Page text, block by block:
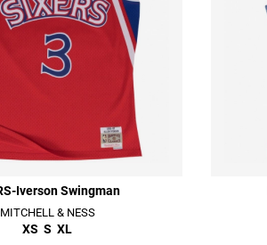
Iverson Swingman
MITCHELL & NESS
XS S XL